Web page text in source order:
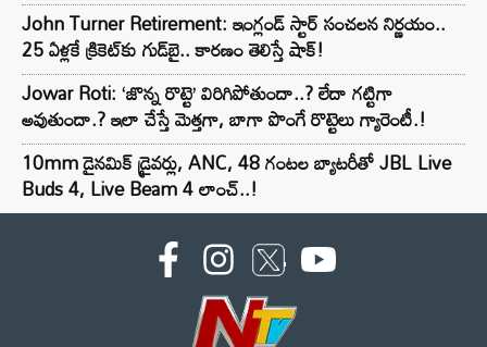
John Turner Retirement: ఇంగ్లండ్ స్టార్ సంచలన నిర్ణయం..
25 ఏళ్లకే క్రికెట్‌కు గుడ్‌బై.. కారణం తెలిస్తే షాక్!
Jowar Roti: ‘జొన్న రొట్టె’ విరిగిపోతుందా..? లేదా గట్టిగా
అవుతుందా.? ఇలా చేస్తే మెత్తగా, బాగా పొంగే రొట్టెలు గ్యారెంటీ.!
10mm డైనమిక్ డ్రైవర్లు, ANC, 48 గంటల బ్యాటరీతో JBL Live
Buds 4, Live Beam 4 లాంచ్..!